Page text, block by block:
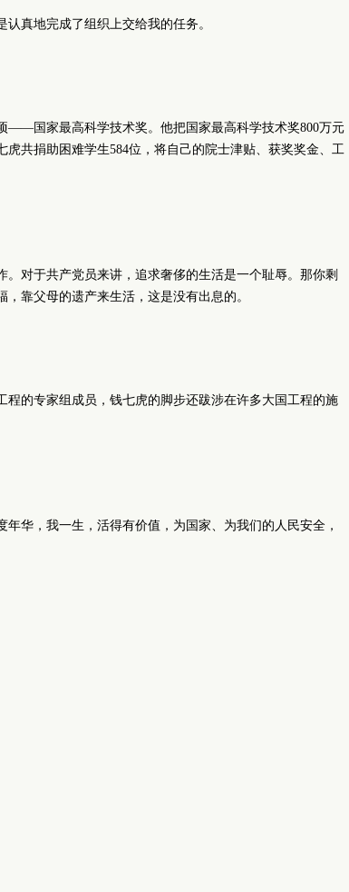
真地完成了组织上交给我的任务。
——国家最高科学技术奖。他把国家最高科学技术奖800万元
虎共捐助困难学生584位，将自己的院士津贴、获奖奖金、工
对于共产党员来讲，追求奢侈的生活是一个耻辱。那你剩
靠父母的遗产来生活，这是没有出息的。
程的专家组成员，钱七虎的脚步还跋涉在许多大国工程的施
华，我一生，活得有价值，为国家、为我们的人民安全，